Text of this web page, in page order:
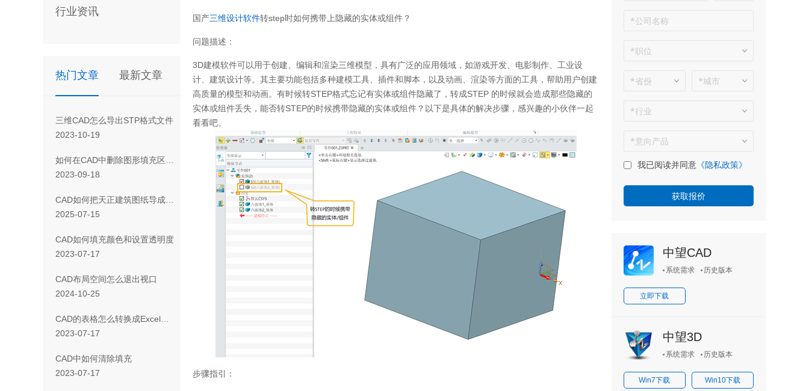
行业资讯
热门文章 最新文章
三维CAD怎么导出STP格式文件
2023-10-19
如何在CAD中删除图形填充区域的一部分
2023-09-18
CAD如何把天正建筑图纸导成天正T3/T8/T9格式版本
2025-07-15
CAD如何填充颜色和设置透明度
2023-07-17
CAD布局空间怎么退出视口
2024-10-25
CAD 的表格怎么转换成Excel表格
2023-07-17
CAD 中如何清除填充
2023-07-17
国产三维设计软件转step时如何携带上隐藏的实体或组件？
问题描述：
3D建模软件可以用于创建、编辑和渲染三维模型，具有广泛的应用领域，如游戏开发、电影制作、工业设
计、建筑设计等。其主要功能包括多种建模工具、插件和脚本，以及动画、渲染等方面的工具，帮助用户创建
高质量的模型和动画。有时候转STEP格式忘记有实体或组件隐藏了，转成STEP 的时候就会造成那些隐藏的
实体或组件丢失，能否转STEP的时候携带隐藏的实体或组件？以下是具体的解决步骤，感兴趣的小伙伴一起
看看吧。
步骤指引：
我已阅读并同意 《隐私政策》
中望CAD
系统需求 历史版本
立即下载
中望3D
系统需求 历史版本
Win7下载 Win10下载